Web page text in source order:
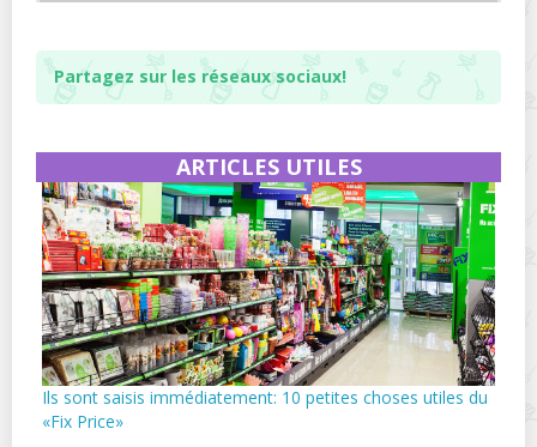
Partagez sur les réseaux sociaux!
ARTICLES UTILES
Ils sont saisis immédiatement: 10 petites choses utiles du
«Fix Price»